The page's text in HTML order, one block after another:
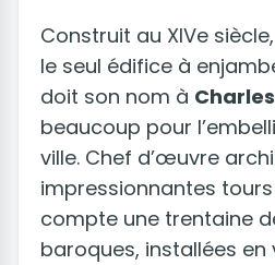
Construit au XIVe
le seul édifice à
doit son nom à
beaucoup pour
ville. Chef d’œuvre
impressionnantes
compte une trentaine
baroques, installées